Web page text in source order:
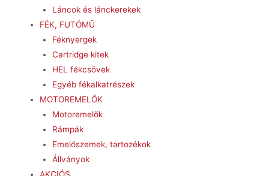
Láncok és lánckerekek
FÉK, FUTÓMŰ
Féknyergek
Cartridge kitek
HEL fékcsövek
Egyéb fékalkatrészek
MOTOREMELŐK
Motoremelők
Rámpák
Emelőszemek, tartozékok
Állványok